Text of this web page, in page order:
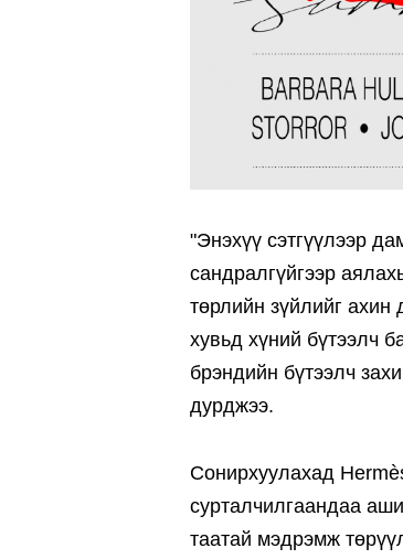
"Энэхүү сэтгүүлээр
сандралгүйгээр
төрлийн зүйлийг ахин
хувьд хүний бүтээлч
брэндийн бүтээлч
дурджээ.
Сонирхуулахад
сурталчилгаандаа
таатай мэдрэмж